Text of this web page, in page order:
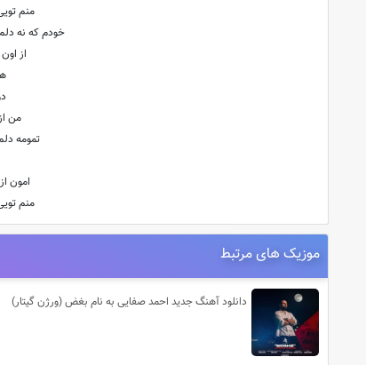
منم
خودم که نه
از
من
تمومه
امون
منم
موزیک های مرتبط
دانلود آهنگ جدید احمد صفایی به نام بغض (ورژن گیتار)